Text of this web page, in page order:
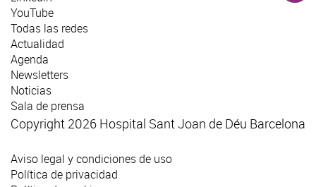
YouTube
Todas las redes
Actualidad
Agenda
Newsletters
Noticias
Sala de prensa
Copyright 2026 Hospital Sant Joan de Déu Barcelona
Aviso legal y condiciones de uso
Política de privacidad